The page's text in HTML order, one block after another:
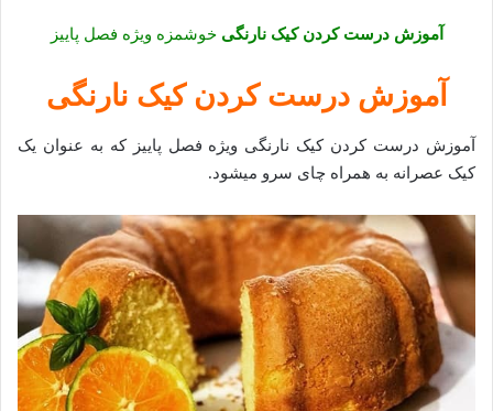
آموزش درست کردن کیک نارنگی خوشمزه ویژه فصل پاییز
آموزش درست کردن کیک نارنگی
آموزش درست کردن کیک نارنگی ویژه فصل پاییز که به عنوان یک
کیک عصرانه به همراه چای سرو میشود.